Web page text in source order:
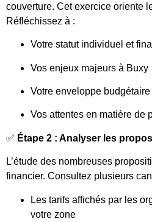
couverture. Cet exercice oriente
Réfléchissez à :
Votre statut individuel et
Vos enjeux majeurs à Buxy
Votre enveloppe budgétaire
Vos attentes en matière de
✅ Étape 2 : Analyser les
L’étude des nombreuses
financier. Consultez plusieurs
Les tarifs affichés par les
votre zone